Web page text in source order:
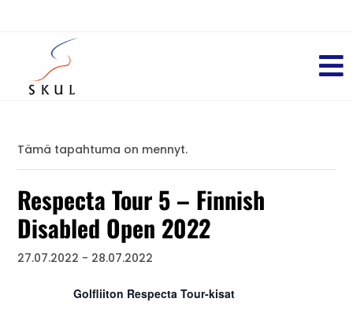
Tämä tapahtuma on mennyt.
Respecta Tour 5 – Finnish
Disabled Open 2022
27.07.2022 - 28.07.2022
Golfliiton Respecta Tour-kisat